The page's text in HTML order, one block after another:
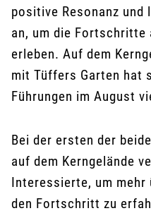
positive Resonanz
an, um die Fortschritte
erleben. Auf dem
mit Tüffers Garten hat
Führungen im August
Bei der ersten der
auf dem Kerngelände
Interessierte, um mehr
den Fortschritt zu